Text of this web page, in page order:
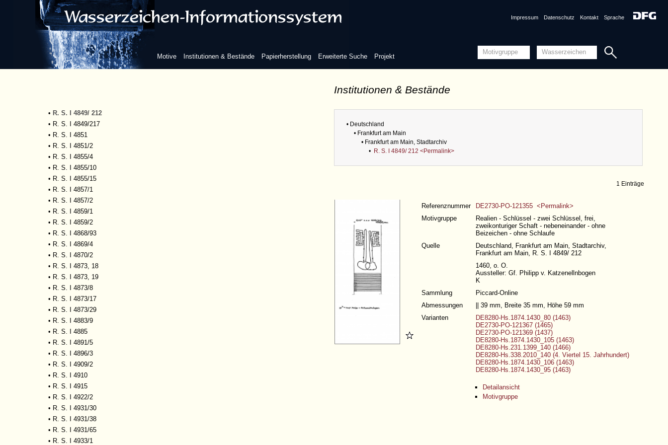
Motive Institutionen & Bestände Papierherstellung Erweiterte Suche Projekt
Impressum Datenschutz Kontakt Sprache
Institutionen & Bestände
•R. S. I 4849/146
•R. S. I 4849/156
•R. S. I 4849/162
•R. S. I 4849/163
•R. S. I 4849/178
•R. S. I 4849/184
•R. S. I 4849/192
• R. S. I 4849/ 212
• R. S. I 4849/217
• R. S. I 4851
• R. S. I 4851/2
• R. S. I 4855/4
• R. S. I 4855/10
• R. S. I 4855/15
• R. S. I 4857/1
• R. S. I 4857/2
• R. S. I 4859/1
• R. S. I 4859/2
• R. S. I 4868/93
• R. S. I 4869/4
• R. S. I 4870/2
• R. S. I 4873, 18
• R. S. I 4873, 19
• R. S. I 4873/8
• R. S. I 4873/17
• R. S. I 4873/29
• R. S. I 4883/9
• R. S. I 4885
• R. S. I 4891/5
• R. S. I 4896/3
• R. S. I 4909/2
• R. S. I 4910
• R. S. I 4915
• R. S. I 4922/2
• R. S. I 4931/30
• R. S. I 4931/38
• R. S. I 4931/65
• R. S. I 4933/1
• Deutschland
• Frankfurt am Main
• Frankfurt am Main, Stadtarchiv
• R. S. I 4849/ 212 <Permalink>
1 Einträge
Referenznummer
DE2730-PO-121355 <Permalink>
Motivgruppe
Realien - Schlüssel - zwei Schlüssel, frei,
zweikonturiger Schaft - nebeneinander - ohne
Beizeichen - ohne Schlaufe
Quelle
Deutschland, Frankfurt am Main, Stadtarchiv,
Frankfurt am Main, R. S. I 4849/ 212
1460, o. O.
Aussteller: Gf. Philipp v. Katzenellnbogen
K
Sammlung
Piccard-Online
Abmessungen
|| 39 mm, Breite 35 mm, Höhe 59 mm
Varianten
DE8280-Hs.1874.1430_80 (1463)
DE2730-PO-121367 (1465)
DE2730-PO-121369 (1437)
DE8280-Hs.1874.1430_105 (1463)
DE8280-Hs.231.1399_140 (1466)
DE8280-Hs.338.2010_140 (4. Viertel 15. Jahrhundert)
DE8280-Hs.1874.1430_106 (1463)
DE8280-Hs.1874.1430_95 (1463)
Detailansicht
Motivgruppe